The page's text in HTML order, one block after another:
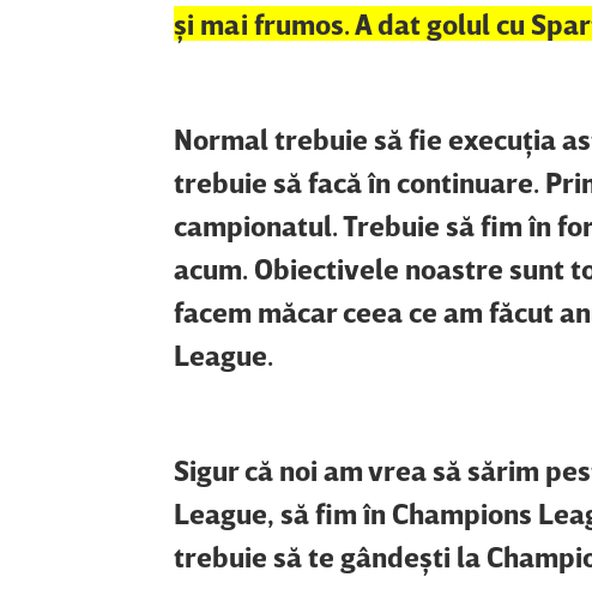
şi mai frumos. A dat golul cu
Normal trebuie să fie execuţia
trebuie să facă în continuare.
campionatul. Trebuie să fim în
acum. Obiectivele noastre sunt
facem măcar ceea ce am făcut
League.
Sigur că noi am vrea să sărim
League, să fim în Champions
trebuie să te gândeşti la